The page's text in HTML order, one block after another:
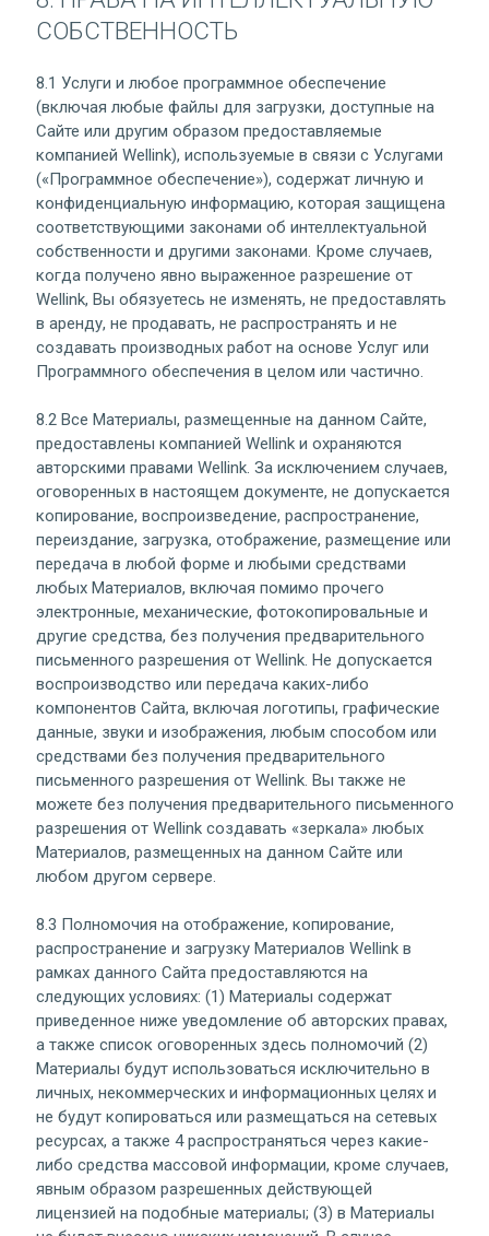
СОБСТВЕННОСТЬ
8.1 Услуги и любое программное обеспечение
(включая любые файлы для загрузки, доступные на
Сайте или другим образом предоставляемые
компанией Wellink), используемые в связи с Услугами
(«Программное обеспечение»), содержат личную и
конфиденциальную информацию, которая защищена
соответствующими законами об интеллектуальной
собственности и другими законами. Кроме случаев,
когда получено явно выраженное разрешение от
Wellink, Вы обязуетесь не изменять, не предоставлять
в аренду, не продавать, не распространять и не
создавать производных работ на основе Услуг или
Программного обеспечения в целом или частично.
8.2 Все Материалы, размещенные на данном Сайте,
предоставлены компанией Wellink и охраняются
авторскими правами Wellink. За исключением случаев,
оговоренных в настоящем документе, не допускается
копирование, воспроизведение, распространение,
переиздание, загрузка, отображение, размещение или
передача в любой форме и любыми средствами
любых Материалов, включая помимо прочего
электронные, механические, фотокопировальные и
другие средства, без получения предварительного
письменного разрешения от Wellink. Не допускается
воспроизводство или передача каких-либо
компонентов Сайта, включая логотипы, графические
данные, звуки и изображения, любым способом или
средствами без получения предварительного
письменного разрешения от Wellink. Вы также не
можете без получения предварительного письменного
разрешения от Wellink создавать «зеркала» любых
Материалов, размещенных на данном Сайте или
любом другом сервере.
8.3 Полномочия на отображение, копирование,
распространение и загрузку Материалов Wellink в
рамках данного Сайта предоставляются на
следующих условиях: (1) Материалы содержат
приведенное ниже уведомление об авторских правах,
а также список оговоренных здесь полномочий (2)
Материалы будут использоваться исключительно в
личных, некоммерческих и информационных целях и
не будут копироваться или размещаться на сетевых
ресурсах, а также 4 распространяться через какие-
либо средства массовой информации, кроме случаев,
явным образом разрешенных действующей
лицензией на подобные материалы; (3) в Материалы